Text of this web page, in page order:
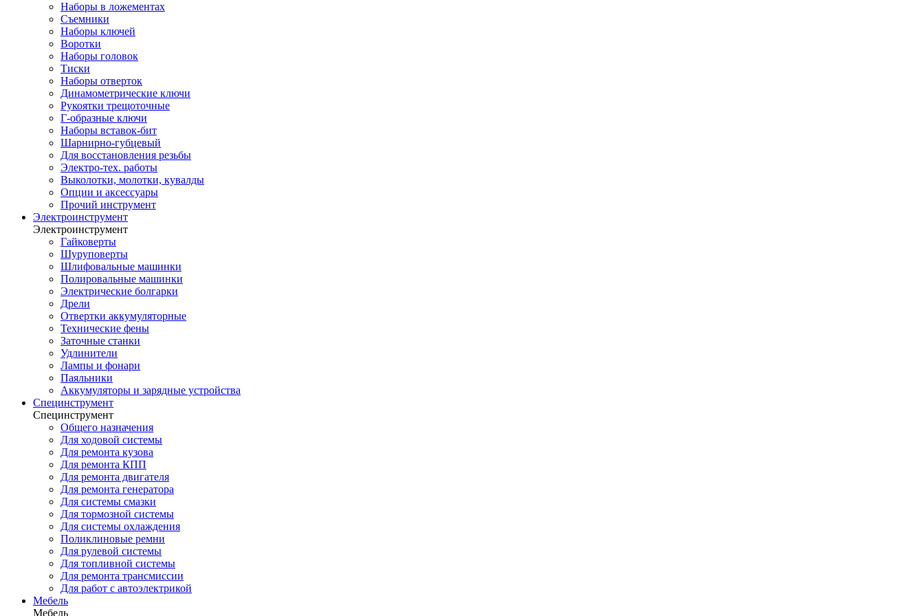
Наборы в ложементах
Съемники
Наборы ключей
Воротки
Наборы головок
Тиски
Наборы отверток
Динамометрические ключи
Рукоятки трещоточные
Г-образные ключи
Наборы вставок-бит
Шарнирно-губцевый
Для восстановления резьбы
Электро-тех. работы
Выколотки, молотки, кувалды
Опции и аксессуары
Прочий инструмент
Электроинструмент
Электроинструмент
Гайковерты
Шуруповерты
Шлифовальные машинки
Полировальные машинки
Электрические болгарки
Дрели
Отвертки аккумуляторные
Технические фены
Заточные станки
Удлинители
Лампы и фонари
Паяльники
Аккумуляторы и зарядные устройства
Специнструмент
Специнструмент
Общего назначения
Для ходовой системы
Для ремонта кузова
Для ремонта КПП
Для ремонта двигателя
Для ремонта генератора
Для системы смазки
Для тормозной системы
Для системы охлаждения
Поликлиновые ремни
Для рулевой системы
Для топливной системы
Для ремонта трансмиссии
Для работ с автоэлектрикой
Мебель
Мебель